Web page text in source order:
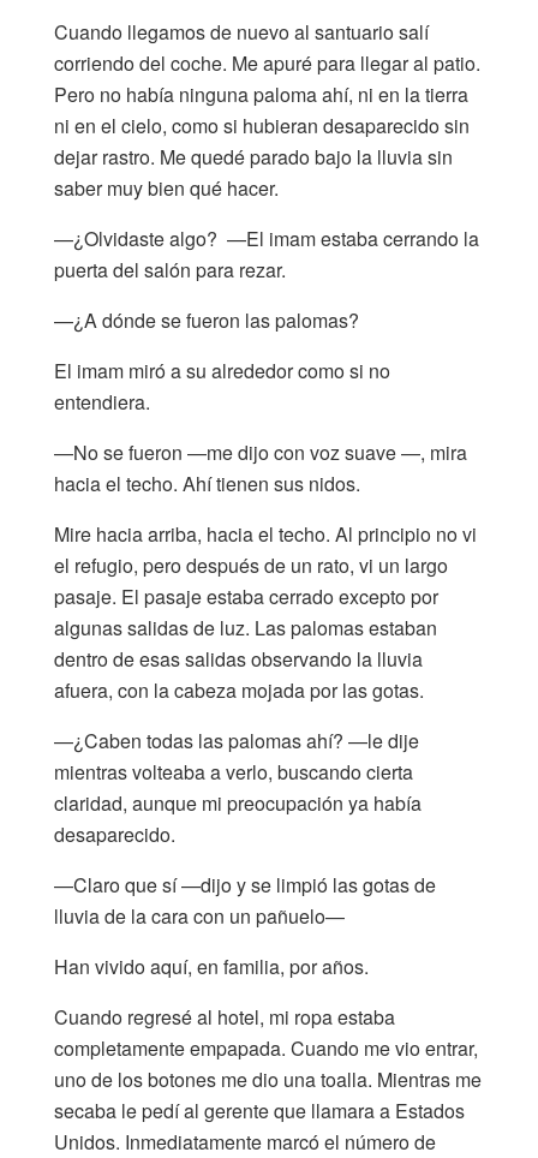
Cuando llegamos de nuevo al santuario salí
corriendo del coche. Me apuré para llegar al patio.
Pero no había ninguna paloma ahí, ni en la tierra
ni en el cielo, como si hubieran desaparecido sin
dejar rastro. Me quedé parado bajo la lluvia sin
saber muy bien qué hacer.
—¿Olvidaste algo? —El imam estaba cerrando la
puerta del salón para rezar.
—¿A dónde se fueron las palomas?
El imam miró a su alrededor como si no
entendiera.
—No se fueron —me dijo con voz suave —, mira
hacia el techo. Ahí tienen sus nidos.
Mire hacia arriba, hacia el techo. Al principio no vi
el refugio, pero después de un rato, vi un largo
pasaje. El pasaje estaba cerrado excepto por
algunas salidas de luz. Las palomas estaban
dentro de esas salidas observando la lluvia
afuera, con la cabeza mojada por las gotas.
—¿Caben todas las palomas ahí? —le dije
mientras volteaba a verlo, buscando cierta
claridad, aunque mi preocupación ya había
desaparecido.
—Claro que sí —dijo y se limpió las gotas de
lluvia de la cara con un pañuelo—
Han vivido aquí, en familia, por años.
Cuando regresé al hotel, mi ropa estaba
completamente empapada. Cuando me vio entrar,
uno de los botones me dio una toalla. Mientras me
secaba le pedí al gerente que llamara a Estados
Unidos. Inmediatamente marcó el número de